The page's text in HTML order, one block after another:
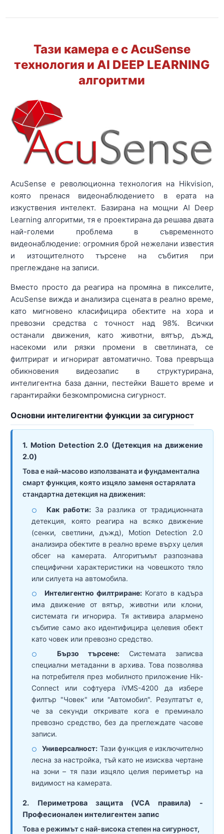
Тази камера е с AcuSense
технология и AI DEEP LEARNING
алгоритми
AcuSense е революционна технология на Hikvision,
която пренася видеонаблюдението в ерата на
изкуствения интелект. Базирана на мощни AI Deep
Learning алгоритми, тя е проектирана да решава двата
най-големи проблема в съвременното
видеонаблюдение: огромния брой нежелани известия
и изтощителното търсене на събития при
преглеждане на записи.
Вместо просто да реагира на промяна в пикселите,
AcuSense вижда и анализира сцената в реално време,
като мигновено класифицира обектите на хора и
превозни средства с точност над 98%. Всички
останали движения, като животни, вятър, дъжд,
насекоми или рязки промени в светлината, се
филтрират и игнорират автоматично. Това превръща
обикновения видеозапис в структурирана,
интелигентна база данни, пестейки Вашето време и
гарантирайки безкомпромисна сигурност.
Основни интелигентни функции за сигурност
1. Motion Detection 2.0 (Детекция на движение
2.0)
Това е най-масово използваната и фундаментална
смарт функция, която изцяло заменя остарялата
стандартна детекция на движения:
○ Как работи:За разлика от традиционната
детекция, която реагира на всяко движение
(сенки, светлини, дъжд), Motion Detection 2.0
анализира обектите в реално време върху целия
обсег на камерата. Алгоритъмът разпознава
специфични характеристики на човешкото тяло
или силуета на автомобила.
○ Интелигентно филтриране:Когато в кадъра
има движение от вятър, животни или клони,
системата ги игнорира. Тя активира алармено
събитие само ако идентифицира целевия обект
като човек или превозно средство.
○ Бързо търсене:Системата записва
специални метаданни в архива. Това позволява
на потребителя през мобилното приложение Hik-
Connect или софтуера iVMS-4200 да избере
филтър "Човек" или "Автомобил". Резултатът е,
че за секунди откривате кога е преминало
превозно средство, без да преглеждате часове
записи.
○ Универсалност: Тази функция е изключително
лесна за настройка, тъй като не изисква чертане
на зони – тя пази изцяло целия периметър на
видимост на камерата.
2. Периметрова защита (VCA правила) -
Професионален интелигентен запис
Това е режимът с най-висока степен на сигурност,